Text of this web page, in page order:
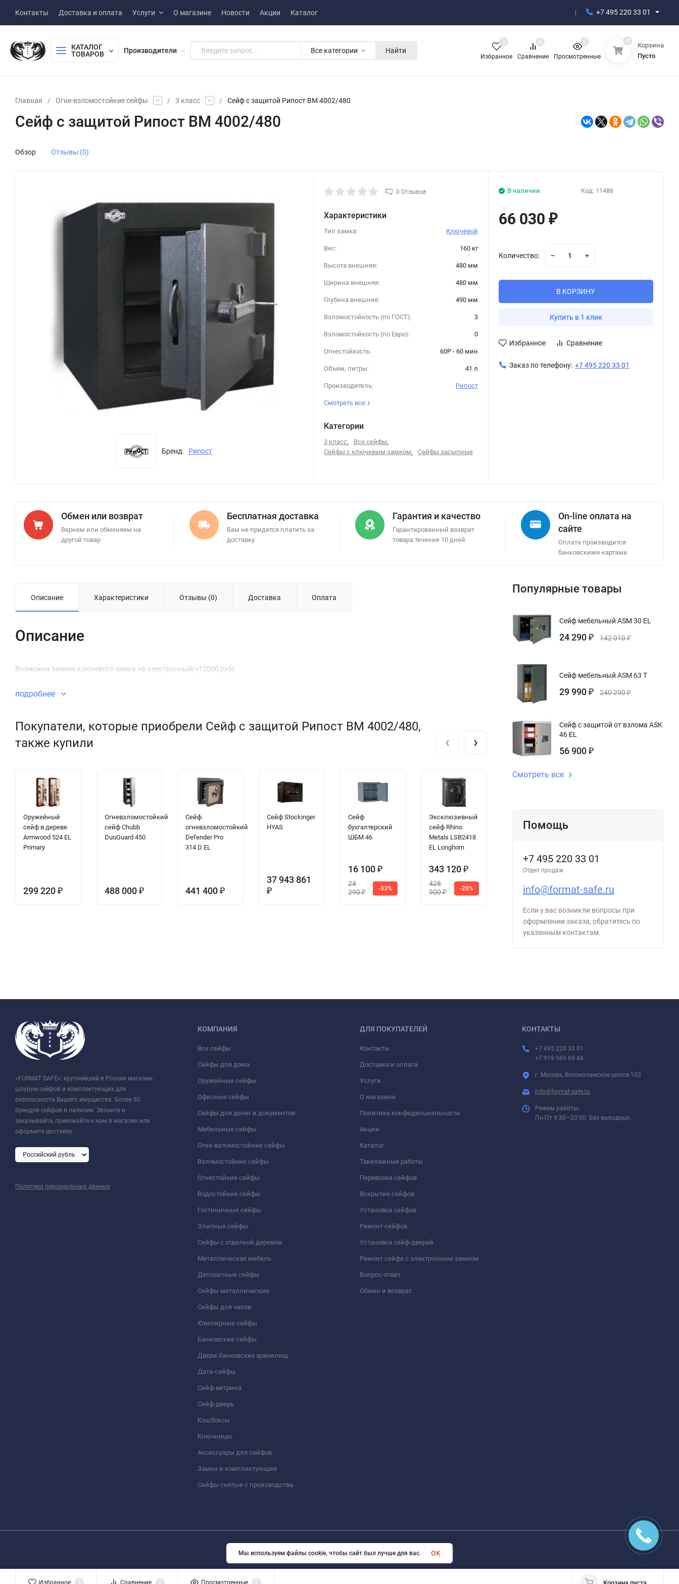
Контакты Доставка и оплата Услуги О магазине Новости Акции Каталог +7 495 220 33 01
КАТАЛОГ
ТОВАРОВ
Производители Все категории Найти
Избранное
0
Сравнение
0
Просмотренные
0 0
Корзина
Пусто
Главная / Огне-взломостойкие сейфы / 3 класс / Сейф с защитой Рипост BM 4002/480
Сейф с защитой Рипост BM 4002/480
Обзор Отзывы (0)
Бренд: Рипост
0 Отзывов
Характеристики
Тип замка: Ключевой
Вес: 160 кг
Высота внешняя: 480 мм
Ширина внешняя: 480 мм
Глубина внешняя: 490 мм
Взломостойкость (по ГОСТ): 3
Взломостойкость (по Евро): 0
Огнестойкость: 60P - 60 мин
Объем, литры: 41 л
Производитель: Рипост
Смотреть все
Категории
3 класс, Все сейфы,
Сейфы с ключевым замком, Сейфы засыпные
В наличии Код: 11488
66 030 ₽
Количество:
В КОРЗИНУ
Купить в 1 клик
Избранное Сравнение
Заказ по телефону: +7 495 220 33 01
Обмен или возврат
Вернем или обменяем на
другой товар
Бесплатная доставка
Вам не придется платить за
доставку
Гарантия и качество
Гарантированный возврат
товара течение 10 дней
On-line оплата на
сайте
Оплата производится
банковскими картами
Описание Характеристики Отзывы (0) Доставка Оплата
Описание
Возможна замена ключевого замка на электронный(+12000 руб)
подробнее
Покупатели, которые приобрели Сейф с защитой Рипост BM 4002/480,
также купили
Оружейный
сейф в дереве
Armwood 524 EL
Primary
299 220 ₽
Огневзломостойкий
сейф Chubb
DuoGuard 450
488 000 ₽
Сейф
огневзломостойкий
Defender Pro
314 D EL
441 400₽
Сейф Stockinger
HYAS
37 943 861
₽
Сейф
бухгалтерский
ШБМ 46
16 100 ₽
24
290₽
-33%
Эксклюзивный
сейф Rhino
Metals LSB2418
EL Longhorn
343 120₽
428
900₽
-20%
сейф ВКО 10ТЕ
59 500₽
Цена по
запросу
100
₽
‹ ›
Популярные товары
Сейф мебельный ASM 30 EL
24 290 ₽ 142 010₽
Сейф мебельный ASM 63 T
29 990 ₽ 240 290₽
Сейф с защитой от взлома ASK
46 EL
56 900 ₽
Смотреть все
Помощь
+7 495 220 33 01
Отдел продаж
info@format-safe.ru
Если у вас возникли вопросы при
оформлении заказа, обратитесь по
указанным контактам.
«FORMAT SAFE»: крупнейший в России магазин-
шоурум сейфов и комплектующих для
безопасности Вашего имущества. Более 80
брендов сейфов в наличии. Звоните и
заказывайте, приезжайте к нам в магазин или
оформите доставку.
Политика персональных данных
КОМПАНИЯ
Все сейфы
Сейфы для дома
Оружейные сейфы
Офисные сейфы
Сейфы для денег и документов
Мебельные сейфы
Огне-взломостойкие сейфы
Взломостойкие сейфы
Огнестойкие сейфы
Водостойкие сейфы
Гостиничные сейфы
Элитные сейфы
Сейфы с отделкой деревом
Металлическая мебель
Депозитные сейфы
Сейфы металлические
Сейфы для часов
Ювелирные сейфы
Банковские сейфы
Двери банковских хранилищ
Дата-сейфы
Сейф-витрина
Сейф-дверь
Кэшбоксы
Ключницы
Аксессуары для сейфов
Замки и комплектующие
Сейфы снятые с производства
ДЛЯ ПОКУПАТЕЛЕЙ
Контакты
Доставка и оплата
Услуги
О магазине
Политика конфиденциальности
Акции
Каталог
Такелажные работы
Перевозка сейфов
Вскрытие сейфов
Установка сейфов
Ремонт сейфов
Установка сейф-дверей
Ремонт сейфа с электронным замком
Вопрос-ответ
Обмен и возврат
КОНТАКТЫ
+7 495 220 33 01
+7 919 969 69 44
г. Москва, Волоколамское шоссе 103
info@format-safe.ru
Режим работы:
Пн-Пт 9:30—20:00; Без выходных.
© 2026 Format-safe.ru Все права защищены
Избранное 0 Сравнение 0 Просмотренные 0 Корзина пуста
Мы используем файлы cookie, чтобы сайт был лучше для вас. OK